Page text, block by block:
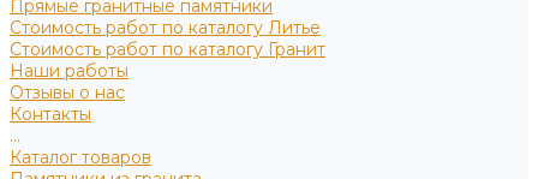
Прямые гранитные памятники
Стоимость работ по каталогу Литье
Стоимость работ по каталогу Гранит
Наши работы
Отзывы о нас
Контакты
...
Каталог товаров